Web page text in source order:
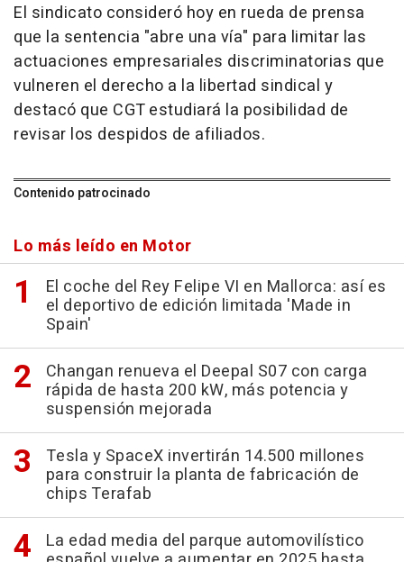
El sindicato consideró hoy en rueda de prensa
que la sentencia "abre una vía" para limitar las
actuaciones empresariales discriminatorias que
vulneren el derecho a la libertad sindical y
destacó que CGT estudiará la posibilidad de
revisar los despidos de afiliados.
Contenido patrocinado
Lo más leído en Motor
El coche del Rey Felipe VI en Mallorca: así es
el deportivo de edición limitada 'Made in
Spain'
Changan renueva el Deepal S07 con carga
rápida de hasta 200 kW, más potencia y
suspensión mejorada
Tesla y SpaceX invertirán 14.500 millones
para construir la planta de fabricación de
chips Terafab
La edad media del parque automovilístico